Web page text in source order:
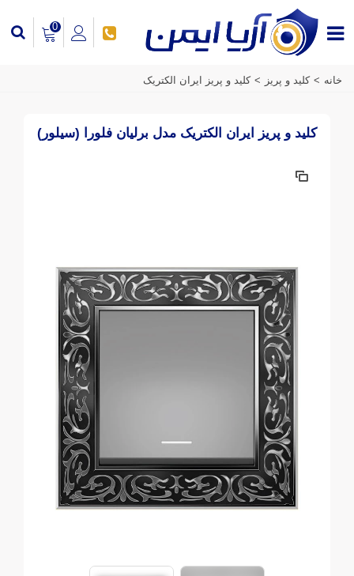
0
خانه > کلید و پریز > کلید و پریز ایران الکتریک
کلید و پریز ایران الکتریک مدل برلیان فلورا (سیلور)